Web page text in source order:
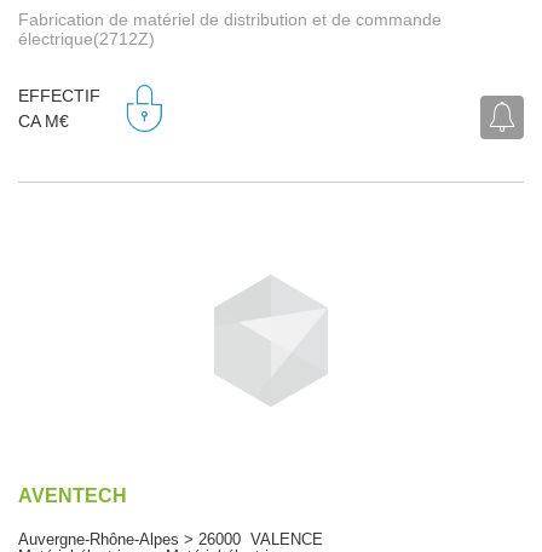
Fabrication de matériel de distribution et de commande
électrique(2712Z)
EFFECTIF
CA M€
AVENTECH
Auvergne-Rhône-Alpes > 26000 VALENCE